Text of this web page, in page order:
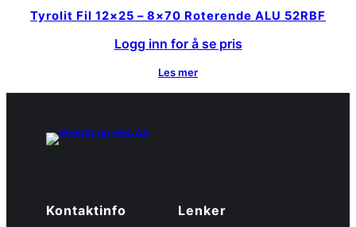
Tyrolit Fil 12×25 – 8×70 Roterende ALU 52RBF
Logg inn for å se pris
Les mer
Kontaktinfo Lenker